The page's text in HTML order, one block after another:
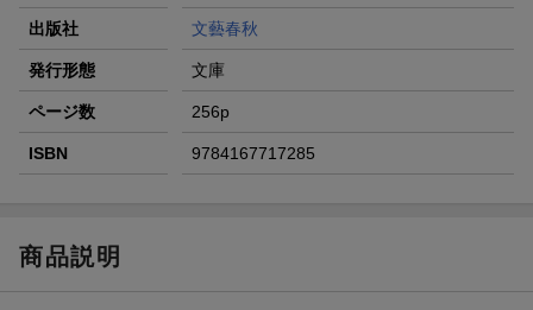
出版社 文藝春秋
発行形態 文庫
ページ数 256p
ISBN 9784167717285
商品説明